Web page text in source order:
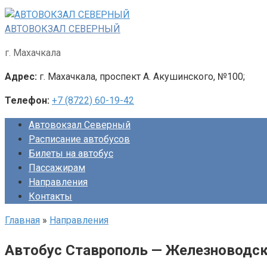
Перейти
к
АВТОВОКЗАЛ СЕВЕРНЫЙ
г. Махачкала
Адрес: г. Махачкала, проспект А. Акушинского, №100;
Телефон: +7 (8722) 60-19-42
Автовокзал Северный
Расписание автобусов
Билеты на автобус
Пассажирам
Направления
Контакты
Главная » Направления
Автобус Ставрополь —